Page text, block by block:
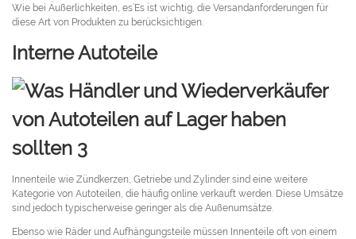
Wie bei Äußerlichkeiten, es’Es ist wichtig, die Versandanforderungen für
diese Art von Produkten zu berücksichtigen.
Interne Autoteile
Innenteile wie Zündkerzen, Getriebe und Zylinder sind eine weitere
Kategorie von Autoteilen, die häufig online verkauft werden. Diese Umsätze
sind jedoch typischerweise geringer als die Außenumsätze.
Ebenso wie Räder und Aufhängungsteile müssen Innenteile oft von einem